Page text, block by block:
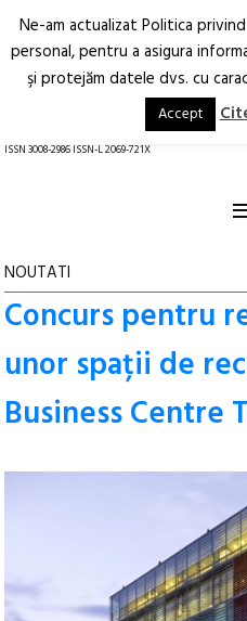
Arhitectură.
Oraș.
ISSN 3008-2986 ISSN-L 2069-721X
NOUTATI
Concurs pentru
unor spații de
Business Centre
Ne-am actualizat Politica
personal, pentru a asigura
şi protejăm datele dvs. cu
Accept